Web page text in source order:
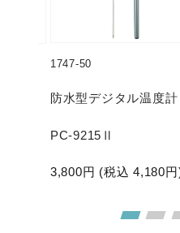
1747-50
防水型デジタル温度計
PC-9215Ⅱ
3,800円 (税込 4,180円